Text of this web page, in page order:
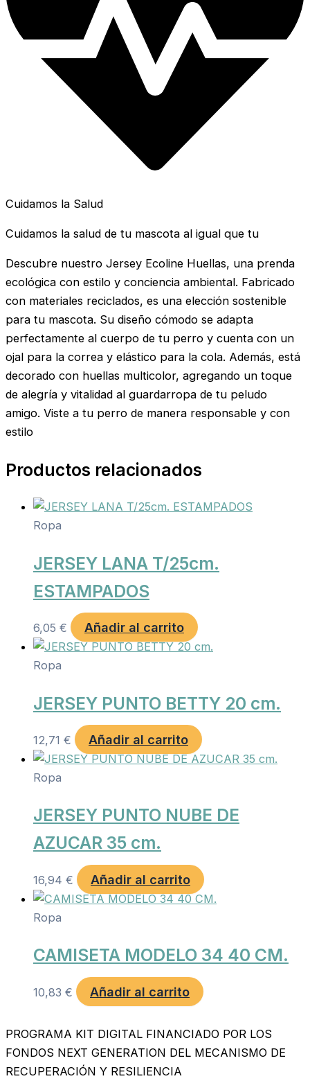
Cuidamos la Salud
Cuidamos la salud de tu mascota al igual que tu
Descubre nuestro Jersey Ecoline Huellas, una prenda
ecológica con estilo y conciencia ambiental. Fabricado
con materiales reciclados, es una elección sostenible
para tu mascota. Su diseño cómodo se adapta
perfectamente al cuerpo de tu perro y cuenta con un
ojal para la correa y elástico para la cola. Además, está
decorado con huellas multicolor, agregando un toque
de alegría y vitalidad al guardarropa de tu peludo
amigo. Viste a tu perro de manera responsable y con
estilo
Productos relacionados
Ropa
JERSEY LANA T/25cm.
ESTAMPADOS
6,05 € Añadir al carrito
Ropa
JERSEY PUNTO BETTY 20 cm.
12,71 € Añadir al carrito
Ropa
JERSEY PUNTO NUBE DE
AZUCAR 35 cm.
16,94 € Añadir al carrito
Ropa
CAMISETA MODELO 34 40 CM.
10,83 € Añadir al carrito
PROGRAMA KIT DIGITAL FINANCIADO POR LOS
FONDOS NEXT GENERATION DEL MECANISMO DE
RECUPERACIÓN Y RESILIENCIA